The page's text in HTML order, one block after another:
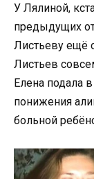
У Лялиной,
предыдущих
Листьеву ещё
Листьев
Елена подала
понижения
больной